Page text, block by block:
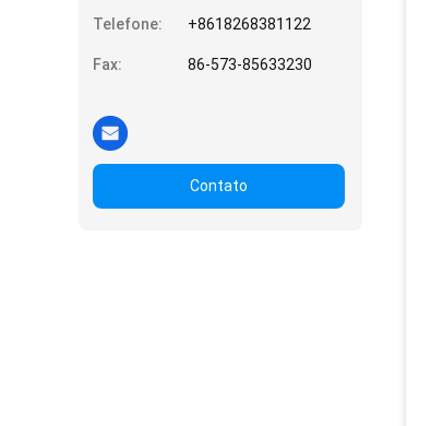
Telefone: +8618268381122
Fax: 86-573-85633230
Contato